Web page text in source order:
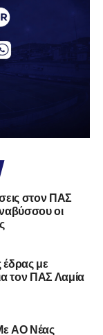
στη Γ’
την οποία
2, καθώς
καριέρα του
του
την
στον ΠΑΣ
οι
έδρας με
τον ΠΑΣ Λαμία
AO Nέας